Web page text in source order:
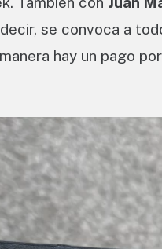
se convoca a
hay un pago